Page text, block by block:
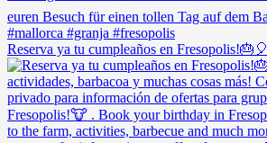
Reserva ya tu cumpleaños en Fresopolis!🎂🎈